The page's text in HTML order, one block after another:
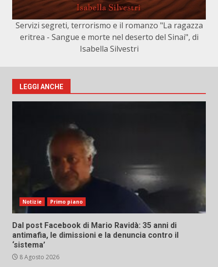
Servizi segreti, terrorismo e il romanzo "La ragazza
eritrea - Sangue e morte nel deserto del Sinai", di
Isabella Silvestri
LEGGI ANCHE
Notizie Primo piano
Dal post Facebook di Mario Ravidà: 35 anni di
antimafia, le dimissioni e la denuncia contro il
‘sistema’
8 Agosto 2026